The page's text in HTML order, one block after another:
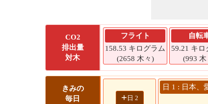
CO2
排出量
対木
フライト
158.53 キログラム
(2658 木々)
自転
59.21 キロ
(993 木
きみの
毎日
+ 日 2
日 1 : 日本、